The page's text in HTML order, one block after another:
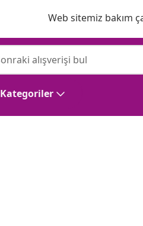
Web sitemiz bakım
Kategoriler